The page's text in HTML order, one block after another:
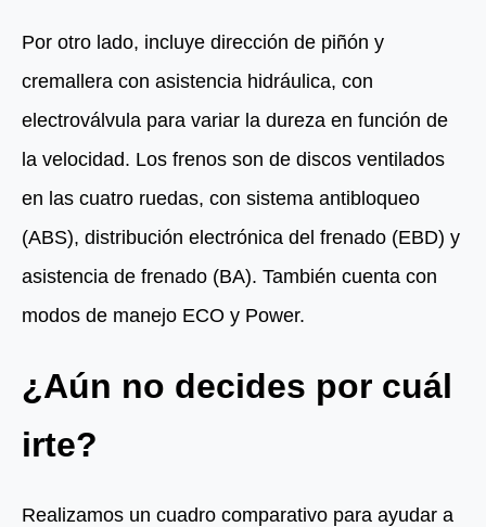
Por otro lado, incluye dirección de piñón y
cremallera con asistencia hidráulica, con
electroválvula para variar la dureza en función de
la velocidad. Los frenos son de discos ventilados
en las cuatro ruedas, con sistema antibloqueo
(ABS), distribución electrónica del frenado (EBD) y
asistencia de frenado (BA). También cuenta con
modos de manejo ECO y Power.
¿Aún no decides por cuál
irte?
Realizamos un cuadro comparativo para ayudar a